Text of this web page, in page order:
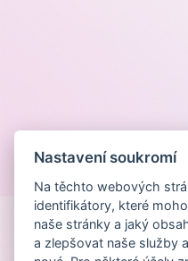
Nastavení soukromí
Na těchto webových
identifikátory, které
naše stránky a jaký
a zlepšovat naše služby